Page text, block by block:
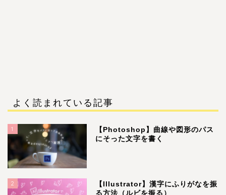
よく読まれている記事
1
【Photoshop】曲線や図形のパス
にそった文字を書く
2
【Illustrator】漢字にふりがなを振
る方法（ルビを振る）